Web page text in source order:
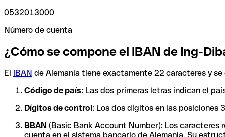
0532013000
Número de cuenta
¿Cómo se compone el IBAN de Ing-
El IBAN de Alemania tiene exactamente 22 caracteres y
Código de país: Las dos primeras letras indican el
Dígitos de control: Los dos dígitos en las posiciones
BBAN (Basic Bank Account Number): Los
cuenta en el sistema bancario de Alemania. Su